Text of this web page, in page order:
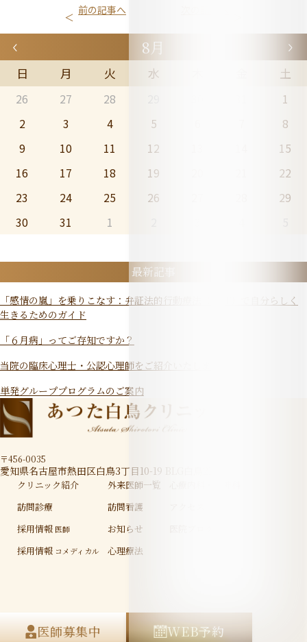
前の記事へ
8月
日 月 火 水 土
26 27 28
1
2
3 4 5
8
9
10 11 12
15
16
17 18 19
22
23
24 25 26
29
30
31 1
最新記事
「感情の嵐」を乗りこなす：弁証法的行動療法（DBT）で自分らしく
生きるためのガイド
「６月病」ってご存知ですか？
当院の臨床心理士・公認心理師をご紹介いたします
単発グループプログラムのご案内
〒456-0035
愛知県名古屋市熱田区白鳥3丁目10-19 BLG白鳥2F
クリニック紹介
訪問診療
採用情報 医師
採用情報 コメディカル
外来医師一覧
訪問看護
お知らせ
心理療法
医師募集中 WEB予約